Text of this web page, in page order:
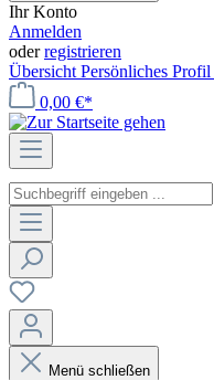
Ihr Konto
Anmelden
oderregistrieren
Übersicht Persönliches Profil
0,00 €*
Menü schließen